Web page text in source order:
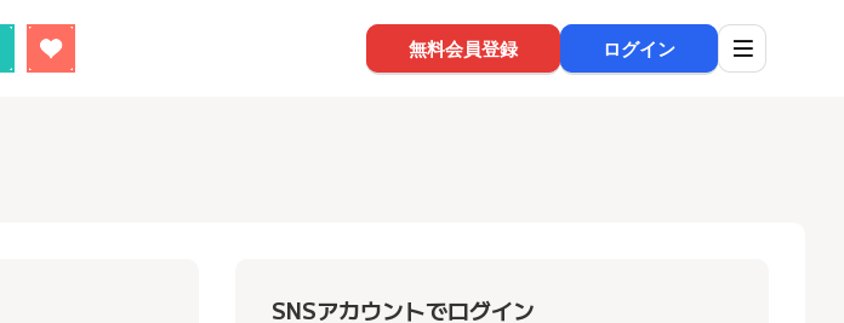
無料会員登録 ログイン
SNSアカウントでログイン